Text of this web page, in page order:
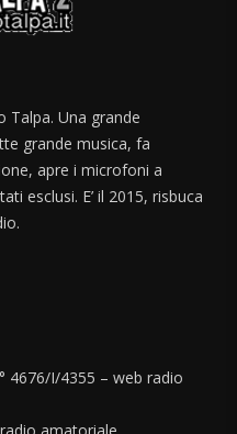
Talpa. Una grande
grande musica, fa
apre i microfoni a
esclusi. E’ il 2015, risbuca
4676/I/4355 – web radio